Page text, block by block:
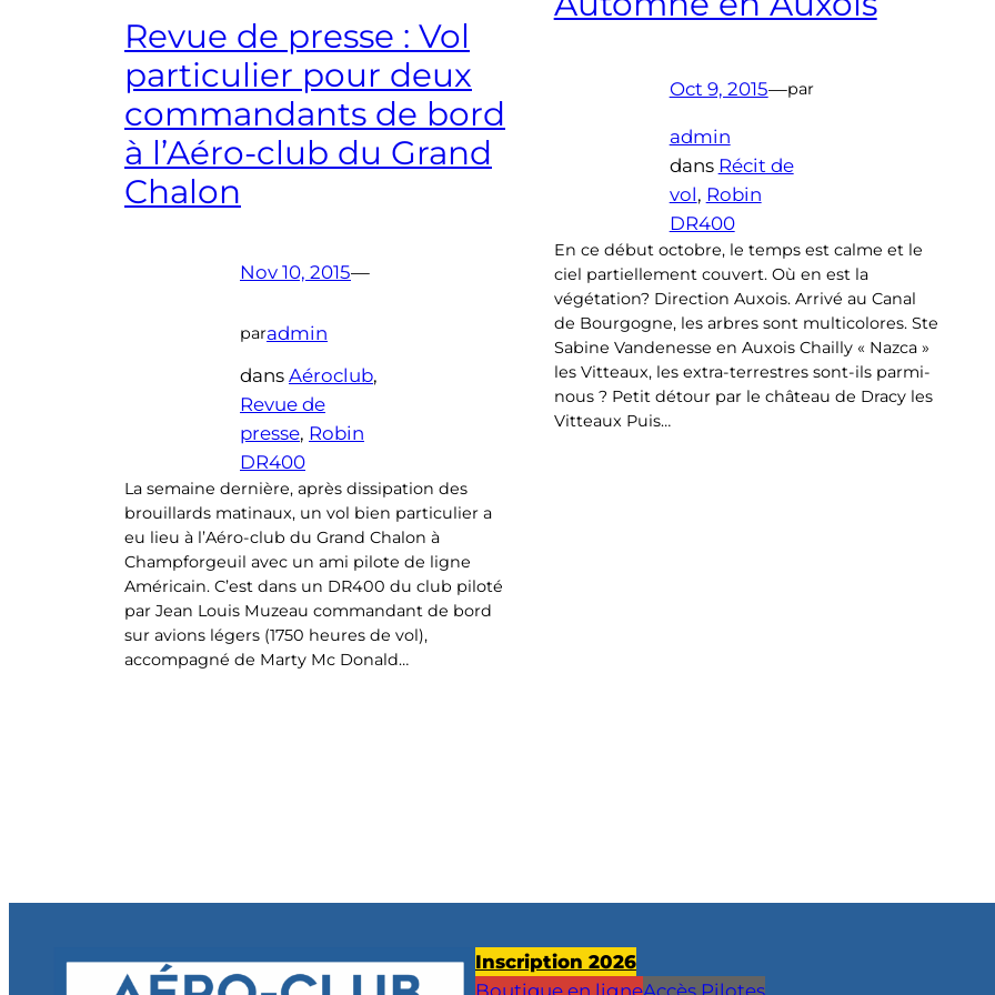
Revue de presse : Vol
particulier pour deux
commandants de bord
à l’Aéro-club du Grand
Chalon
Nov 10, 2015—
paradmin
dans Aéroclub
Revue de
presse, Robin
DR400
La semaine dernière, après dissipation des
brouillards matinaux, un vol bien particulier a
eu lieu à l’Aéro-club du Grand Chalon à
Champforgeuil avec un ami pilote de ligne
Américain. C’est dans un DR400 du club piloté
par Jean Louis Muzeau commandant de bord
sur avions légers (1750 heures de vol),
accompagné de Marty Mc Donald…
Oct 9, 2015—par
admin
dans Récit de
vol, Robin
DR400
En ce début octobre, le temps est calme et le
ciel partiellement couvert. Où en est la
végétation? Direction Auxois. Arrivé au Canal
de Bourgogne, les arbres sont multicolores. Ste
Sabine Vandenesse en Auxois Chailly « Nazca »
les Vitteaux, les extra-terrestres sont-ils parmi-
nous ? Petit détour par le château de Dracy les
Vitteaux Puis…
Inscription 2026